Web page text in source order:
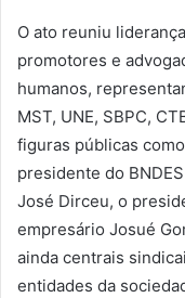
O ato reuniu
promotores e
humanos,
MST, UNE, SBPC,
figuras públicas
presidente do
José Dirceu, o
empresário Josué
ainda centrais
entidades da